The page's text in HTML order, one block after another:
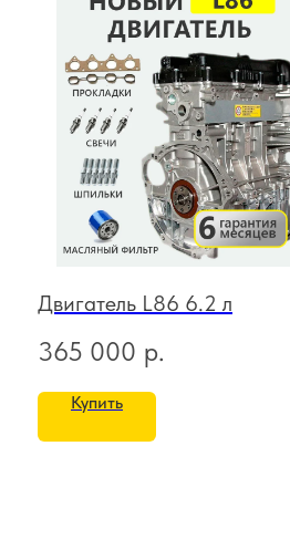
Двигатель L86 6.2 л
365 000 р.
Купить